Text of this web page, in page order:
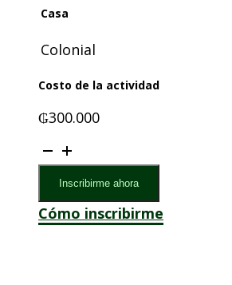
Casa
Colonial
Costo de la actividad
₲300.000
Curso
de
retiro
para
secundarias
Inscribirme ahora
Cómo inscribirme